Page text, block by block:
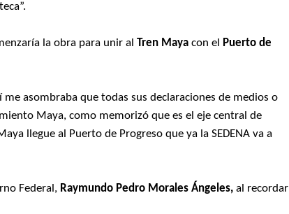
la obra para unir alTren Maya con el
Puerto de
asombraba que todas sus declaraciones de medios o
Maya, como memorizó que es el eje central de
llegue al Puerto de Progreso que ya la SEDENA va a
Federal, Raymundo Pedro Morales Ángeles, al recordar